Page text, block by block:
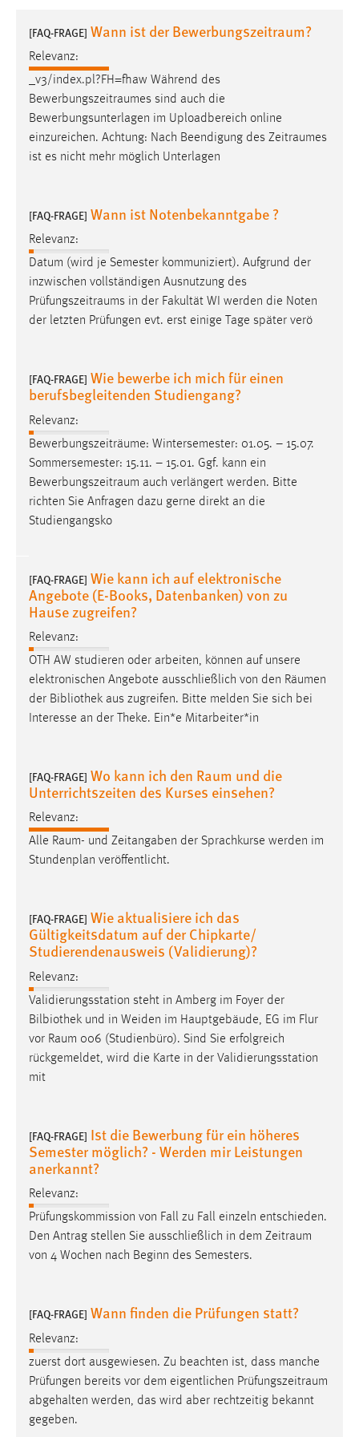
[FAQ-FRAGE] Wann ist der Bewerbungszeitraum?
Relevanz:
_v3/index.pl?FH=fhaw Während des
Bewerbungszeitraumes sind auch die
Bewerbungsunterlagen im Uploadbereich online
einzureichen. Achtung: Nach Beendigung des Zeitraumes
ist es nicht mehr möglich Unterlagen
[FAQ-FRAGE] Wann ist Notenbekanntgabe ?
Relevanz:
Datum (wird je Semester kommuniziert). Aufgrund der
inzwischen vollständigen Ausnutzung des
Prüfungszeitraums in der Fakultät WI werden die Noten
der letzten Prüfungen evt. erst einige Tage später verö
[FAQ-FRAGE] Wie bewerbe ich mich für einen
berufsbegleitenden Studiengang?
Relevanz:
Bewerbungszeiträume: Wintersemester: 01.05. – 15.07.
Sommersemester: 15.11. – 15.01. Ggf. kann ein
Bewerbungszeitraum auch verlängert werden. Bitte
richten Sie Anfragen dazu gerne direkt an die
Studiengangsko
[FAQ-FRAGE] Wie kann ich auf elektronische
Angebote (E-Books, Datenbanken) von zu
Hause zugreifen?
Relevanz:
OTH AW studieren oder arbeiten, können auf unsere
elektronischen Angebote ausschließlich von den Räumen
der Bibliothek aus zugreifen. Bitte melden Sie sich bei
Interesse an der Theke. Ein*e Mitarbeiter*in
[FAQ-FRAGE] Wo kann ich den Raum und die
Unterrichtszeiten des Kurses einsehen?
Relevanz:
Alle Raum- und Zeitangaben der Sprachkurse werden im
Stundenplan veröffentlicht.
[FAQ-FRAGE] Wie aktualisiere ich das
Gültigkeitsdatum auf der Chipkarte/
Studierendenausweis (Validierung)?
Relevanz:
Validierungsstation steht in Amberg im Foyer der
Bilbiothek und in Weiden im Hauptgebäude, EG im Flur
vor Raum 006 (Studienbüro). Sind Sie erfolgreich
rückgemeldet, wird die Karte in der Validierungsstation
mit
[FAQ-FRAGE] Ist die Bewerbung für ein höheres
Semester möglich? - Werden mir Leistungen
anerkannt?
Relevanz:
Prüfungskommission von Fall zu Fall einzeln entschieden.
Den Antrag stellen Sie ausschließlich in dem Zeitraum
von 4 Wochen nach Beginn des Semesters.
[FAQ-FRAGE] Wann finden die Prüfungen statt?
Relevanz:
zuerst dort ausgewiesen. Zu beachten ist, dass manche
Prüfungen bereits vor dem eigentlichen Prüfungszeitraum
abgehalten werden, das wird aber rechtzeitig bekannt
gegeben.
Performance
Name:
Zweck:
Für performante Seitenauslieferung wird in diesem Cookie
Sprachpräferenz
Name:
site-language-preference
Zweck:
Das Cookie speichert die gewählte Sprache der Website.
Name:
MibewSessionID, MIBEW_UserID, mibew_locale, mibew-
chat-frame-style-5e9dbeb1811c0446
Zweck:
Wird benötigt um die Chatfunktion nutzen zu können.
MibewSessionID, mibew-chat-frame-style-
5e9dbeb1811c0446 = Sitzungslaufzeit, mibew_locale = 3
Jahre, MIBEW_UserID = 1 Jahr
Login
Name:
fe_user, be_user, be_lastLoginProvider
Cookie Laufzeit:
24 Stunden
Diese Informationen helfen uns zu verstehen, wie
unsere Besucher unsere Website nutzen.
Matomo
Name:
_pk_ref, _pk_cvar, _pk_id, _pk_ses
Zweck:
MARKETING
Marketing Cookies werden von Drittanbietern
verwendet, um personalisierte Werbung anzuzeigen.
Sie tun dies, indem sie Besucher über Websites
Google Ads
Name:
_gcl_au
Anbieter:
Google Ireland Limited